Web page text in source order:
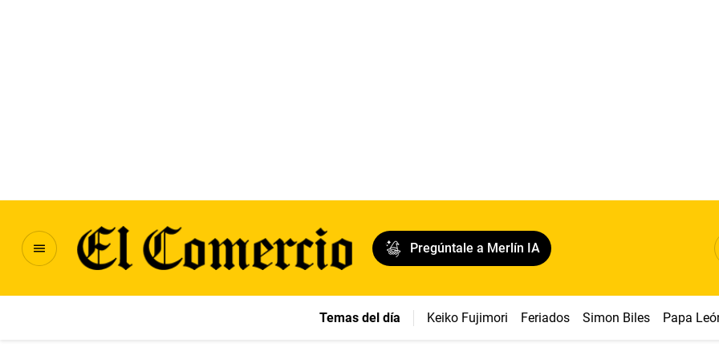
Pregúntale a Merlín IA
Temas del día Keiko Fujimori Feriados Simon Biles Papa